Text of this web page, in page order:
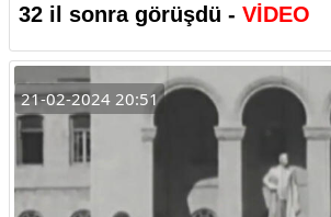
32 il sonra görüşdü - VİDEO
21-02-2024 20:51